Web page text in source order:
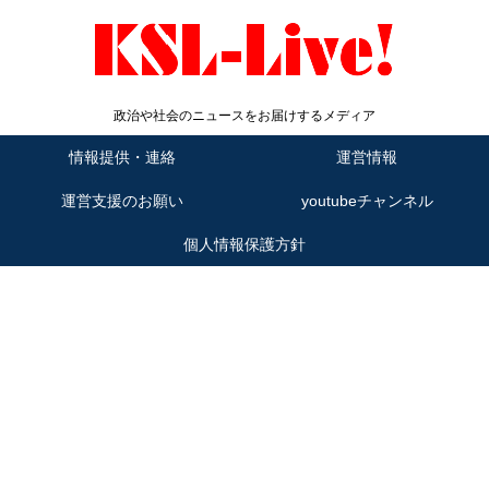
政治や社会のニュースをお届けするメディア
情報提供・連絡 運営情報
運営支援のお願い youtubeチャンネル
個人情報保護方針